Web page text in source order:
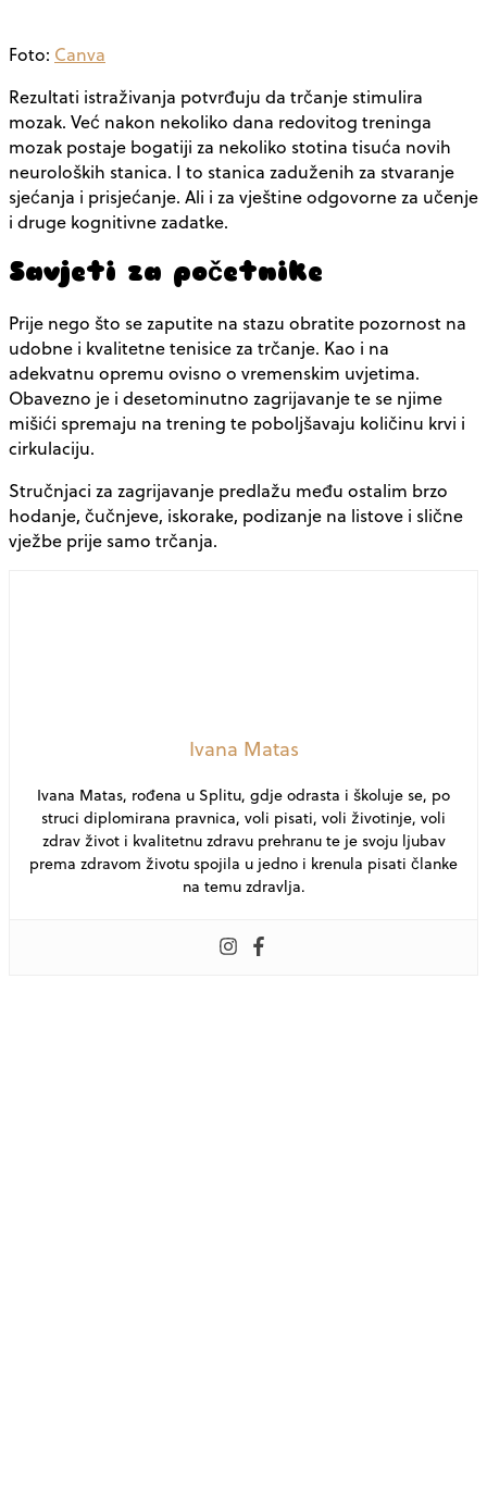
Foto: Canva
Rezultati istraživanja potvrđuju da trčanje stimulira
mozak. Već nakon nekoliko dana redovitog treninga
mozak postaje bogatiji za nekoliko stotina tisuća novih
neuroloških stanica. I to stanica zaduženih za stvaranje
sjećanja i prisjećanje. Ali i za vještine odgovorne za učenje
i druge kognitivne zadatke.
Savjeti za početnike
Prije nego što se zaputite na stazu obratite pozornost na
udobne i kvalitetne tenisice za trčanje. Kao i na
adekvatnu opremu ovisno o vremenskim uvjetima.
Obavezno je i desetominutno zagrijavanje te se njime
mišići spremaju na trening te poboljšavaju količinu krvi i
cirkulaciju.
Stručnjaci za zagrijavanje predlažu među ostalim brzo
hodanje, čučnjeve, iskorake, podizanje na listove i slične
vježbe prije samo trčanja.
Ivana Matas
Ivana Matas, rođena u Splitu, gdje odrasta i školuje se, po
struci diplomirana pravnica, voli pisati, voli životinje, voli
zdrav život i kvalitetnu zdravu prehranu te je svoju ljubav
prema zdravom životu spojila u jedno i krenula pisati članke
na temu zdravlja.